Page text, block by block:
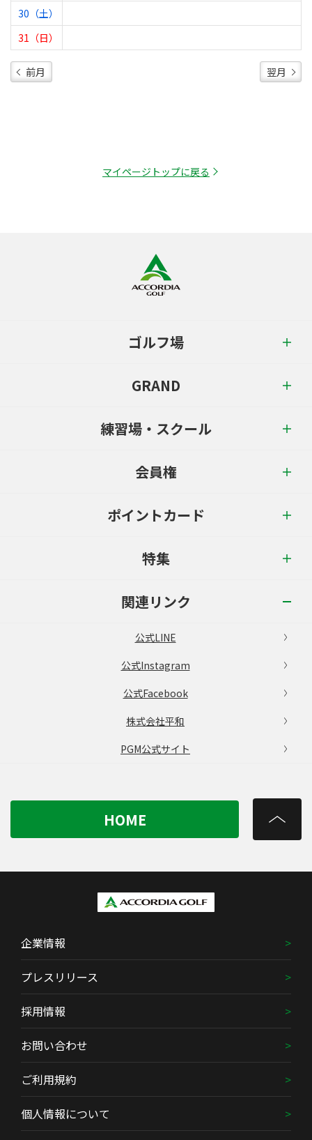
30（土）
31（日）
前月 翌月
マイページトップに戻る
ゴルフ場
GRAND
練習場・スクール
会員権
ポイントカード
特集
関連リンク
公式LINE
公式Instagram
公式Facebook
株式会社平和
PGM公式サイト
HOME
企業情報
プレスリリース
採用情報
お問い合わせ
ご利用規約
個人情報について